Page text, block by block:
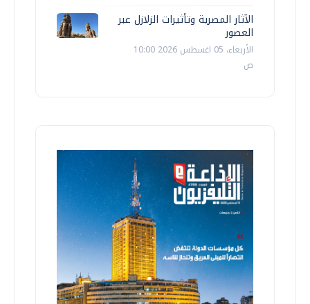
الآثار المصرية وتأثيرات الزلازل عبر
العصور
الأربعاء، 05 اغسطس 2026 10:00
ص